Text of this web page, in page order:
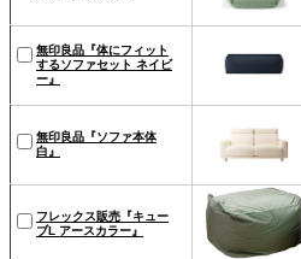
無印良品『体にフィット
するソファセット ネイビ
ー』
無印良品『ソファ本体
白』
フレックス販売『キュー
ブL アースカラー』